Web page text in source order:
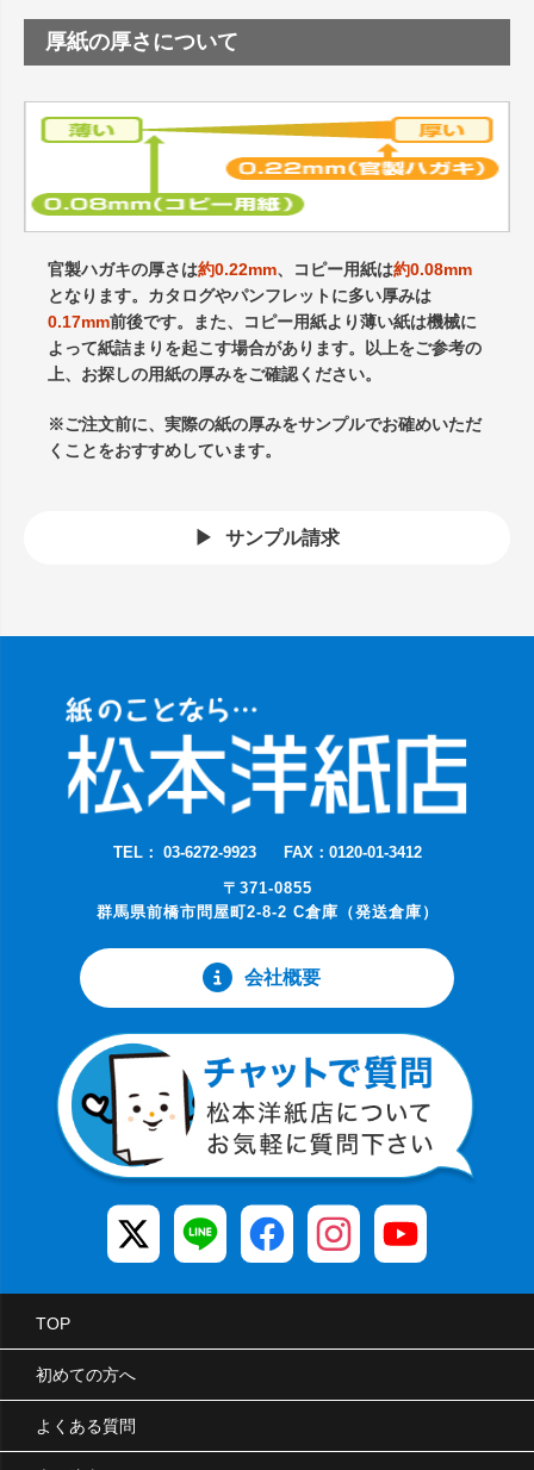
厚紙の厚さについて
官製ハガキの厚さは約0.22mm、コピー用紙は約0.08mm
となります。カタログやパンフレットに多い厚みは
0.17mm前後です。また、コピー用紙より薄い紙は機械に
よって紙詰まりを起こす場合があります。以上をご参考の
上、お探しの用紙の厚みをご確認ください。
※ご注文前に、実際の紙の厚みをサンプルでお確めいただ
くことをおすすめしています。
サンプル請求
TEL： 03-6272-9923
FAX：0120-01-3412
〒371-0855
群馬県前橋市問屋町2-8-2 C倉庫（発送倉庫）
会社概要
TOP
初めての方へ
よくある質問